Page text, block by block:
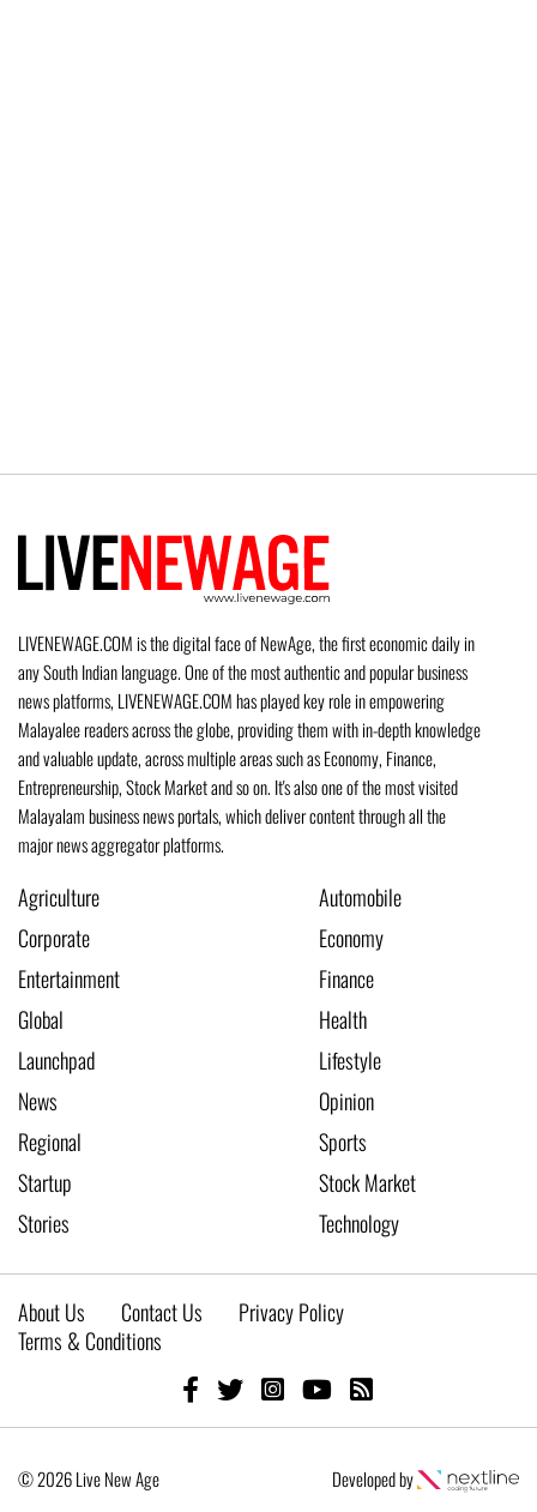
LIVENEWAGE.COM is the digital face of NewAge, the first economic daily in
any South Indian language. One of the most authentic and popular business
news platforms, LIVENEWAGE.COM has played key role in empowering
Malayalee readers across the globe, providing them with in-depth knowledge
and valuable update, across multiple areas such as Economy, Finance,
Entrepreneurship, Stock Market and so on. It's also one of the most visited
Malayalam business news portals, which deliver content through all the
major news aggregator platforms.
Agriculture
Automobile
Corporate
Economy
Entertainment
Finance
Global
Health
Launchpad
Lifestyle
News
Opinion
Regional
Sports
Startup
Stock Market
Stories
Technology
About Us Contact Us
Privacy Policy
Terms & Conditions
© 2026 Live New Age Developed by